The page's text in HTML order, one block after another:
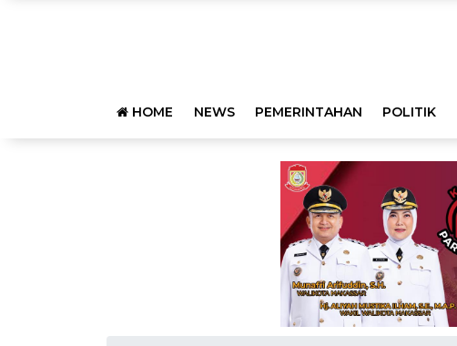
HOME NEWS PEMERINTAHAN POLITIK